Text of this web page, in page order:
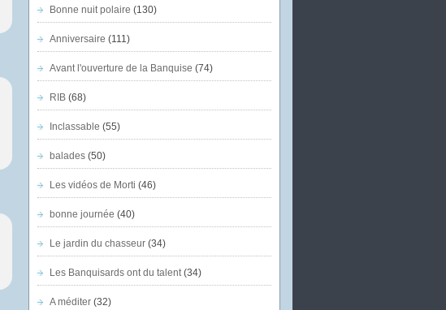
Bonne nuit polaire (130)
Anniversaire (111)
Avant l'ouverture de la Banquise (74)
RIB(68)
Inclassable (55)
balades(50)
Les vidéos de Morti (46)
bonne journée (40)
Le jardin du chasseur(34)
Les Banquisards ont du talent(34)
A méditer(32)